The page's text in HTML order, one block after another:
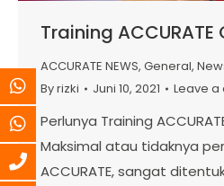
Training
ACCURATE NEWS, General,
Byrizki Juni 10, 2021 Leave
Perlunya Training
Maksimal atau tidaknya
ACCURATE, sangat